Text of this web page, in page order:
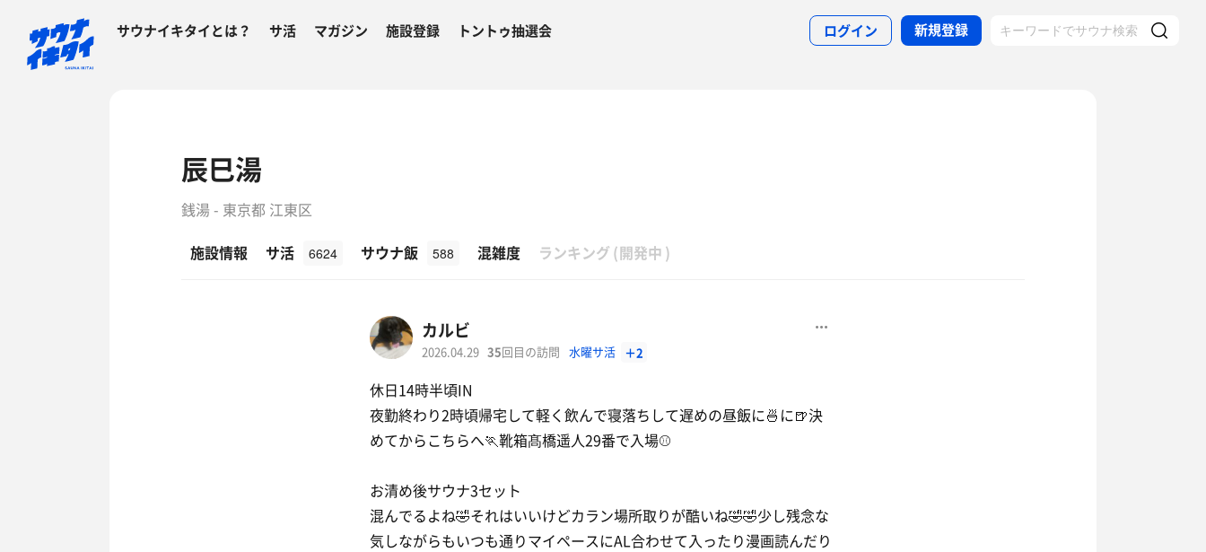
サウナイキタイとは？ サ活 マガジン 施設登録 トントゥ抽選会 ログイン 新規登録
辰巳湯
銭湯 - 東京都 江東区
施設情報
サ活 6624 サウナ飯 588 混雑度 ランキング (開発中 )
カルビ
2026.04.29 35回目の訪問 水曜サ活 ＋2
休日14時半頃IN
夜勤終わり2時頃帰宅して軽く飲んで寝落ちして遅めの昼飯に🍜に🍺決
めてからこちらへ🏃靴箱髙橋遥人29番で入場⚾️
お清め後サウナ3セット
混んでるよね🤣それはいいけどカラン場所取りが酷いね🤣🤣少し残念な
気しながらもいつも通りマイペースにAL合わせて入ったり漫画読んだり